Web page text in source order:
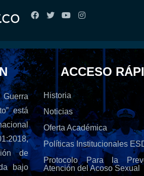
está
de
bajo
ACCESO
Historia
Noticias
Oferta Académica
Políticas Institucionales
Protocolo Para la
Atención del Acoso Sexual